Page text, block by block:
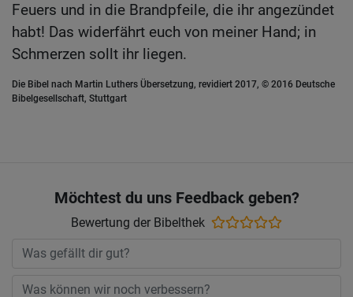
Feuers und in die Brandpfeile, die ihr angezündet
habt! Das widerfährt euch von meiner Hand; in
Schmerzen sollt ihr liegen.
Die Bibel nach Martin Luthers Übersetzung, revidiert 2017, © 2016 Deutsche
Bibelgesellschaft, Stuttgart
Möchtest du uns Feedback geben?
Bewertung der Bibelthek